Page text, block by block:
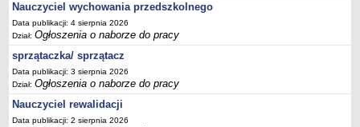
2025
RAPORTY O STANIE DOSTĘPNOŚCI
Nauczyciel wychowania przedszkolnego
Data publikacji: 4 sierpnia 2026
Dział:Ogłoszenia o naborze do pracy
sprzątaczka/ sprzątacz
Data publikacji: 3 sierpnia 2026
Dział:Ogłoszenia o naborze do pracy
Nauczyciel rewalidacji
Data publikacji: 2 sierpnia 2026